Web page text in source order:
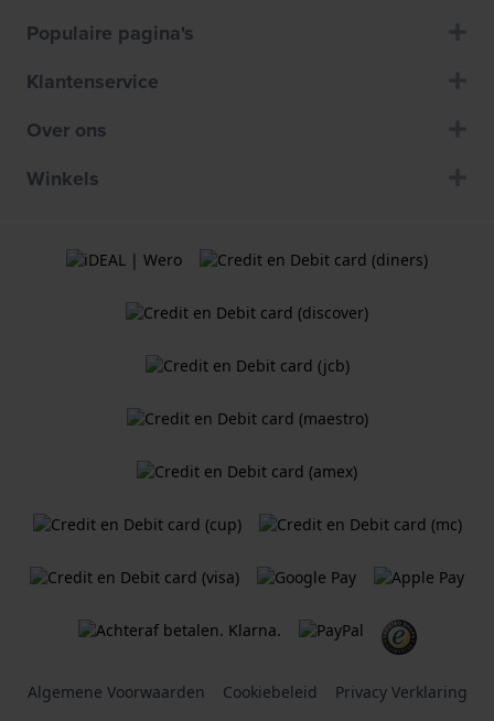
Populaire pagina's
Klantenservice
Over ons
Winkels
Algemene Voorwaarden Cookiebeleid Privacy Verklaring